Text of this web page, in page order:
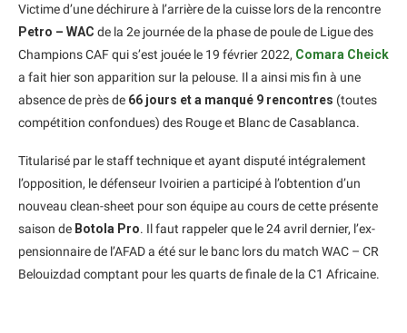
Victime d’une déchirure à l’arrière de la cuisse lors de la rencontre
Petro – WAC de la 2e journée de la phase de poule de Ligue des
Champions CAF qui s’est jouée le 19 février 2022, Comara Cheick
a fait hier son apparition sur la pelouse. Il a ainsi mis fin à une
absence de près de 66 jours et a manqué 9 rencontres (toutes
compétition confondues) des Rouge et Blanc de Casablanca.
Titularisé par le staff technique et ayant disputé intégralement
l’opposition, le défenseur Ivoirien a participé à l’obtention d’un
nouveau clean-sheet pour son équipe au cours de cette présente
saison de Botola Pro. Il faut rappeler que le 24 avril dernier, l’ex-
pensionnaire de l’AFAD a été sur le banc lors du match WAC – CR
Belouizdad comptant pour les quarts de finale de la C1 Africaine.